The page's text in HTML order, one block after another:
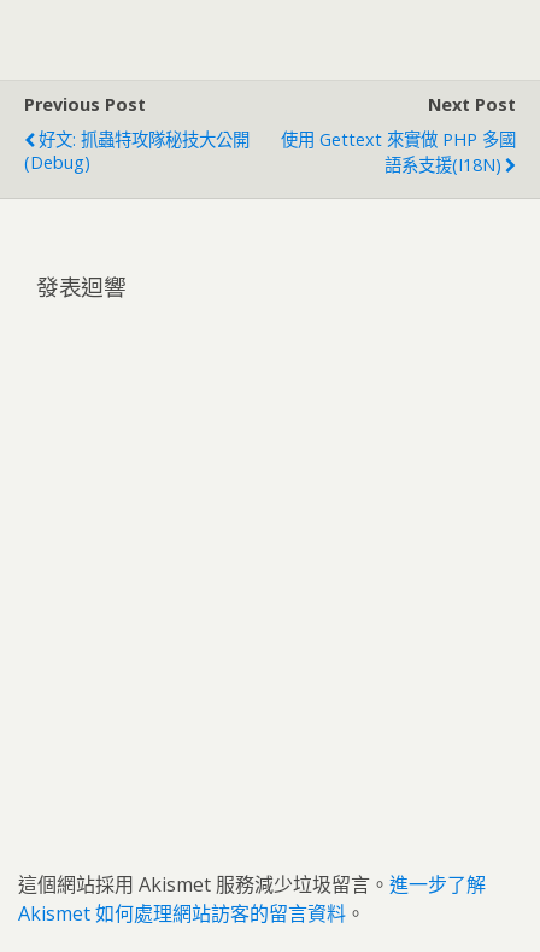
Previous Post
好文: 抓蟲特攻隊秘技大公開
(Debug)
Next Post
使用 Gettext 來實做 PHP 多國
語系支援(I18N)
發表迴響
這個網站採用 Akismet 服務減少垃圾留言。 進一步了解
Akismet 如何處理網站訪客的留言資料 。